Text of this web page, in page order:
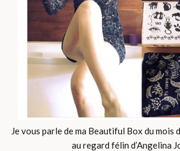
Je vous parle de ma Beautiful Box du mois
au regard félin d’Angelina